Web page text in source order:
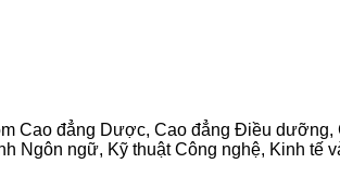
Cao đẳng Dược, Cao đẳng Điều dưỡng,
Ngôn ngữ, Kỹ thuật Công nghệ, Kinh tế